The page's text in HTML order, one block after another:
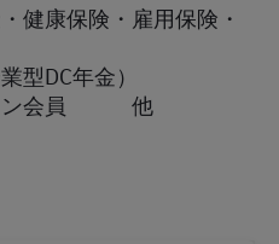
健康保険・雇用保険・
型DC年金）
ョン会員 他